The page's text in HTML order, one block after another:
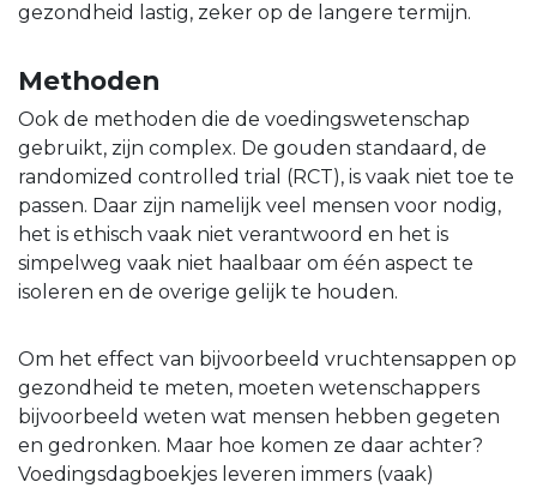
gezondheid lastig, zeker op de langere termijn.
Methoden
Ook de methoden die de voedingswetenschap
gebruikt, zijn complex. De gouden standaard, de
randomized controlled trial (RCT), is vaak niet toe te
passen. Daar zijn namelijk veel mensen voor nodig,
het is ethisch vaak niet verantwoord en het is
simpelweg vaak niet haalbaar om één aspect te
isoleren en de overige gelijk te houden.
Om het effect van bijvoorbeeld vruchtensappen op
gezondheid te meten, moeten wetenschappers
bijvoorbeeld weten wat mensen hebben gegeten
en gedronken. Maar hoe komen ze daar achter?
Voedingsdagboekjes leveren immers (vaak)